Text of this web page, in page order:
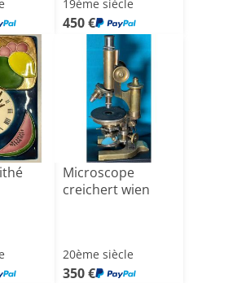
19ème siècle
450 €
Microscope
creichert wien
20ème siècle
350 €